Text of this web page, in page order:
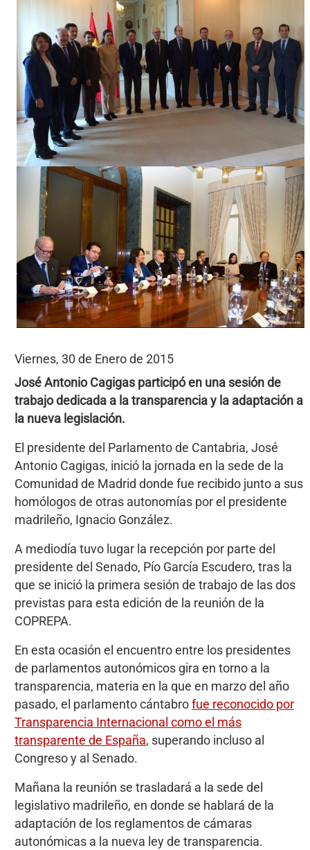
Viernes, 30 de Enero de 2015
José Antonio Cagigas participó en una sesión de
trabajo dedicada a la transparencia y la adaptación a
la nueva legislación.
El presidente del Parlamento de Cantabria, José
Antonio Cagigas, inició la jornada en la sede de la
Comunidad de Madrid donde fue recibido junto a sus
homólogos de otras autonomías por el presidente
madrileño, Ignacio González.
A mediodía tuvo lugar la recepción por parte del
presidente del Senado, Pío García Escudero, tras la
que se inició la primera sesión de trabajo de las dos
previstas para esta edición de la reunión de la
COPREPA.
En esta ocasión el encuentro entre los presidentes
de parlamentos autonómicos gira en torno a la
transparencia, materia en la que en marzo del año
pasado, el parlamento cántabro fue reconocido por
Transparencia Internacional como el más
transparente de España, superando incluso al
Congreso y al Senado.
Mañana la reunión se trasladará a la sede del
legislativo madrileño, en donde se hablará de la
adaptación de los reglamentos de cámaras
autonómicas a la nueva ley de transparencia.